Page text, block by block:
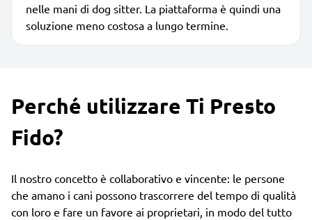
nelle mani di dog sitter. La piattaforma è quindi una
soluzione meno costosa a lungo termine.
Perché utilizzare Ti Presto
Fido?
Il nostro concetto è collaborativo e vincente: le persone
che amano i cani possono trascorrere del tempo di qualità
con loro e fare un favore ai proprietari, in modo del tutto